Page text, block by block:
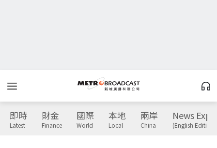
即時
Latest
財金
Finance
國際
World
本地
Local
兩岸
China
News
(English Edition)